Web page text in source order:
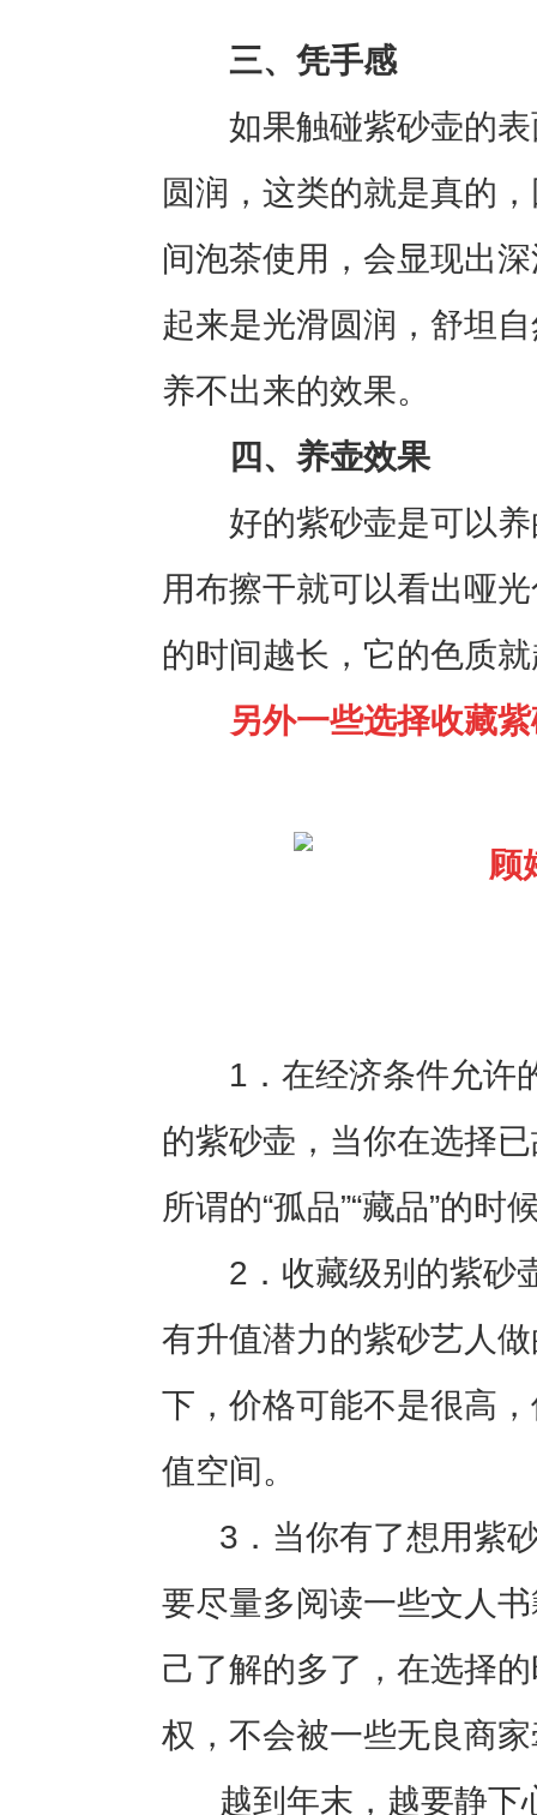
三、凭手感
如果触碰紫砂壶的表
圆润，这类的就是真的
间泡茶使用，会显现出
起来是光滑圆润，舒坦
养不出来的效果。
四、养壶效果
好的紫砂壶是可以养
用布擦干就可以看出哑
的时间越长，它的色质
另外一些选择收藏紫
1 ．在经济条件允
的紫砂壶，当你在选择
所谓的“孤品”“藏品”的时
2 ．收藏级别的紫
有升值潜力的紫砂艺人
下，价格可能不是很高
值空间。
3 ．当你有了想用紫
要尽量多阅读一些文人
己了解的多了，在选择
权，不会被一些无良商
越到年末，越要静下